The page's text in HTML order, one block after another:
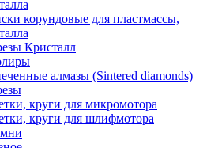
корундовые для пластмассы,
Кристалл
алмазы (Sintered diamonds)
круги для микромотора
круги для шлифмотора